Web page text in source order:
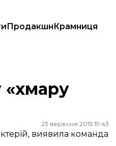
ПродакшнКрамниця
«хмару
23 вересня 2015 19:43
виявила команда